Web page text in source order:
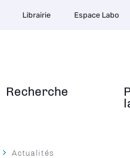
Recherche
Librairie Espace Labo
Actualités